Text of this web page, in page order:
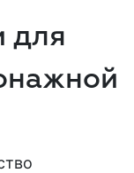
для